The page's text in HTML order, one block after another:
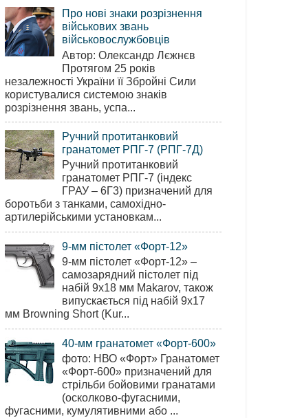
Про нові знаки розрізнення
військових звань
військовослужбовців
Автор: Олександр Лєжнєв
Протягом 25 років
незалежності України її Збройні Сили
користувалися системою знаків
розрізнення звань, успа...
Ручний протитанковий
гранатомет РПГ-7 (РПГ-7Д)
Ручний протитанковий
гранатомет РПГ-7 (індекс
ГРАУ – 6Г3) призначений для
боротьби з танками, самохідно-
артилерійськими установкам...
9-мм пістолет «Форт-12»
9-мм пістолет «Форт-12» –
самозарядний пістолет під
набій 9х18 мм Makarov, також
випускається під набій 9х17
мм Browning Short (Kur...
40-мм гранатомет «Форт-600»
фото: НВО «Форт» Гранатомет
«Форт-600» призначений для
стрільби бойовими гранатами
(осколково-фугасними,
фугасними, кумулятивними або ...